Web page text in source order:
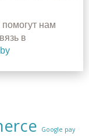
нам
в
Google pay